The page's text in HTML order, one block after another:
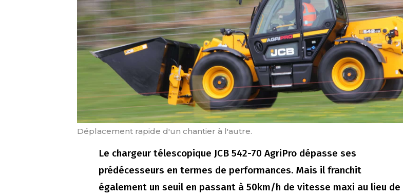
Déplacement rapide d'un chantier à l'autre.
Le chargeur télescopique JCB 542-70 AgriPro dépasse ses
prédécesseurs en termes de performances. Mais il franchit
également un seuil en passant à 50km/h de vitesse maxi au lieu de